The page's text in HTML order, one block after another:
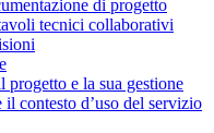
di progetto
tecnici collaborativi
progetto e la sua gestione
contesto d’uso del servizio